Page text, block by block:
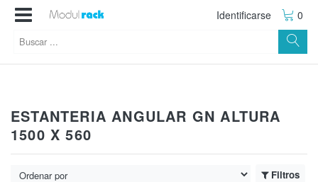
Identificarse 0
ESTANTERIA ANGULAR GN ALTURA
1500 X 560
Filtros